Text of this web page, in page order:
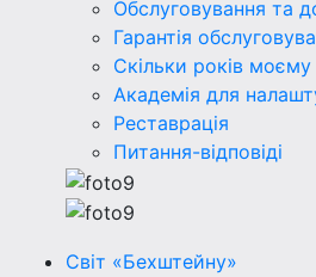
Обслуговування та
Гарантія
Скільки років
Академія для
Реставрація
Питання-відповіді
Світ «Бехштейну»